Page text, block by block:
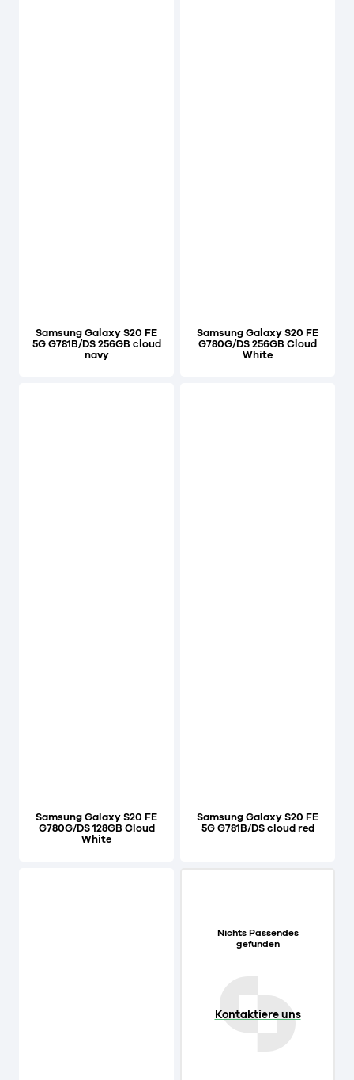
Samsung Galaxy S20 FE
5G G781B/DS 256GB cloud
navy
Samsung Galaxy S20 FE
G780G/DS 256GB Cloud
White
Samsung Galaxy S20 FE
G780G/DS 128GB Cloud
White
Samsung Galaxy S20 FE
5G G781B/DS cloud red
Nichts Passendes
gefunden
Kontaktiere uns